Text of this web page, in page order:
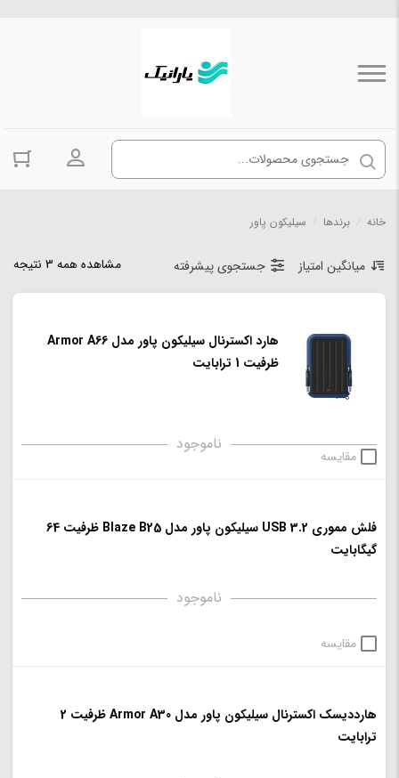
ورود به
خانه برندها سیلیکون پاور
مشاهده همه 3 نتیجه میانگین امتیاز جستجوی پیشرفته
هارد اکسترنال سیلیکون پاور مدل Armor A66
ظرفیت 1 ترابایت
ناموجود
مقایسه
فلش مموری USB 3.2 سیلیکون پاور مدل Blaze B25 ظرفیت 64
گیگابایت
ناموجود
مقایسه
هارددیسک اکسترنال سیلیکون پاور مدل Armor A30 ظرفیت 2
ترابایت